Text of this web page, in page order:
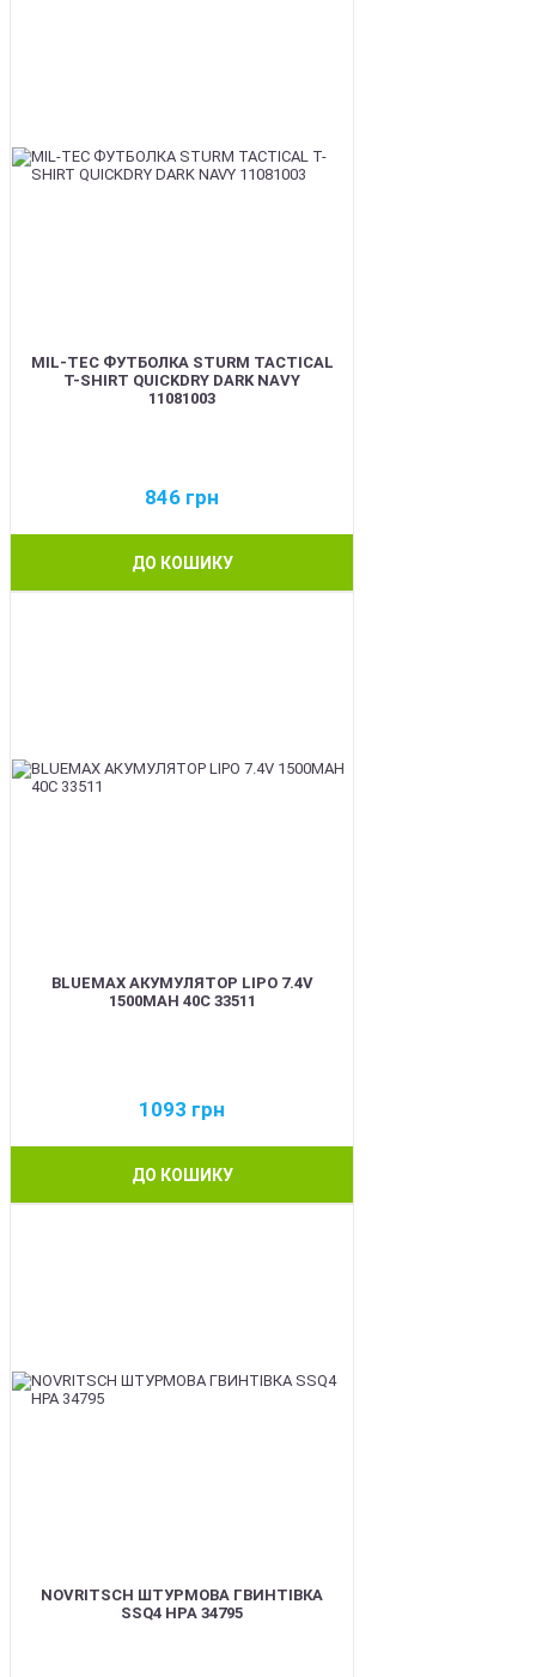
MIL-TEC ФУТБОЛКА STURM TACTICAL
T-SHIRT QUICKDRY DARK NAVY
11081003
846 грн
ДО КОШИКУ
BLUEMAX АКУМУЛЯТОР LIPO 7.4V
1500MAH 40C 33511
1093 грн
ДО КОШИКУ
NOVRITSCH ШТУРМОВА ГВИНТІВКА
SSQ4 HPA 34795